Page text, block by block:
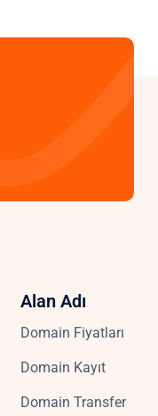
Alan Adı
Domain Fiyatları
Domain Kayıt
Domain Transfer